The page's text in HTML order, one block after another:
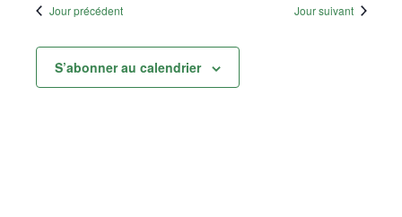
Jour précédent Jour suivant
S’abonner au calendrier